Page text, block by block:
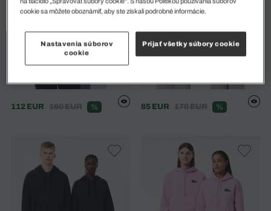
112 EUR 160 EUR % 85 EUR 170 EUR %
cookie sa môžete oboznámiť, aby ste získali podrobné informácie.
Nastavenia súborov
cookie
Prijať všetky súbory cookie